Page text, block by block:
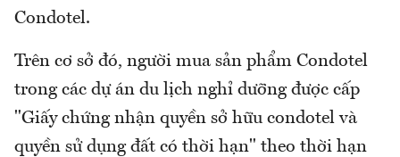
Condotel.
Trên cơ sở đó, người mua sản phẩm Condotel
trong các dự án du lịch nghỉ dưỡng được cấp
"Giấy chứng nhận quyền sở hữu condotel và
quyền sử dụng đất có thời hạn" theo thời hạn